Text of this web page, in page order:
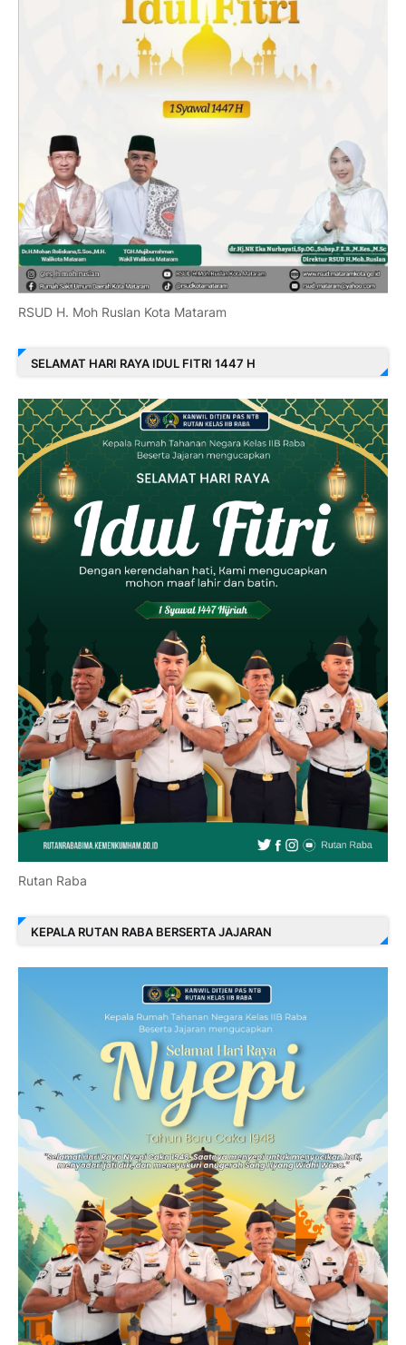
RSUD H. Moh Ruslan Kota Mataram
SELAMAT HARI RAYA IDUL FITRI 1447 H
Rutan Raba
KEPALA RUTAN RABA BERSERTA JAJARAN